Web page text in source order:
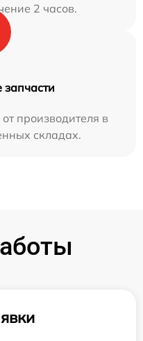
2 часов.
производителя в
складах.